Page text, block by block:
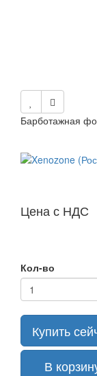
Барботажная
Цена с НДС
Кол-во
Купить
В